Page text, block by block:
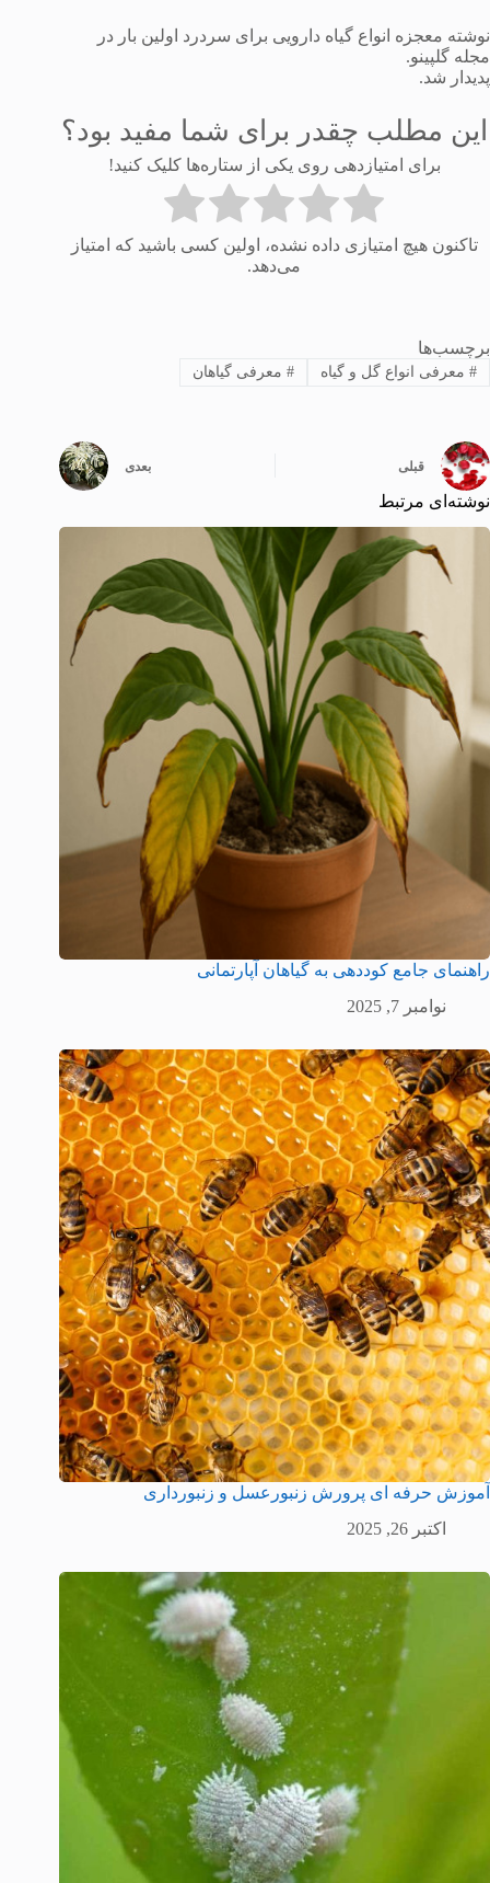
نوشته معجزه انواع گیاه دارویی برای سردرد اولین بار در
مجله گلپینو.
پدیدار شد.
این مطلب چقدر برای شما مفید بود؟
برای امتیازدهی روی یکی از ستاره‌ها کلیک کنید!
تاکنون هیچ امتیازی داده نشده، اولین کسی باشید که امتیاز
می‌دهد.
برچسب‌ها
#معرفی انواع گل و گیاه #معرفی گیاهان
قبلی بعدی
نوشته‌ای مرتبط
راهنمای جامع کوددهی به گیاهان آپارتمانی
نوامبر 7, 2025
آموزش حرفه ای پرورش زنبورعسل و زنبورداری
اکتبر 26, 2025